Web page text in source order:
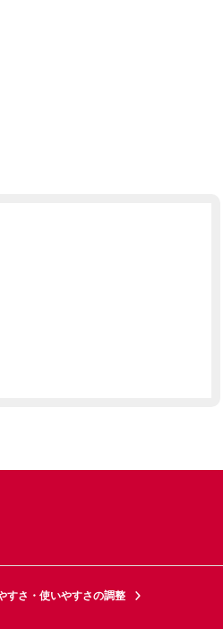
すさ・使いやすさの調整